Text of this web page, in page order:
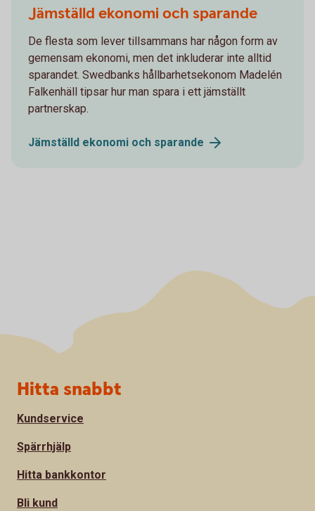
Jämställd ekonomi och sparande
De flesta som lever tillsammans har någon form av
gemensam ekonomi, men det inkluderar inte alltid
sparandet. Swedbanks hållbarhetsekonom Madelén
Falkenhäll tipsar hur man spara i ett jämställt
partnerskap.
Jämställd ekonomi och sparande
Sidfot
Hitta snabbt
Kundservice
Spärrhjälp
Hitta bankkontor
Bli kund